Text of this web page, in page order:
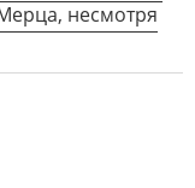
несмотря